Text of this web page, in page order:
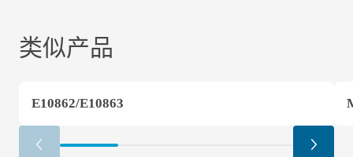
类似产品
E10862/E10863